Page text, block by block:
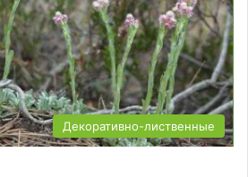
Декоративно-лиственные